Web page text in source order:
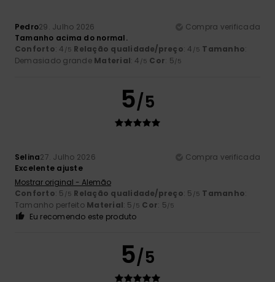
Pedro29. Julho 2026
Compra verificada
Tamanho acima do normal.
Conforto: 4 /5 Relação qualidade/preço: 4 /5 Tamanho:
Demasiado grande Material: 4 /5 Cor: 5/5
5/5
Selina27. Julho 2026
Compra verificada
Excelente ajuste
Mostrar original - Alemão
Conforto: 5 /5 Relação qualidade/preço: 5 /5 Tamanho:
Tamanho perfeito Material: 5 /5 Cor: 5/5
Eu recomendo este produto
5/5